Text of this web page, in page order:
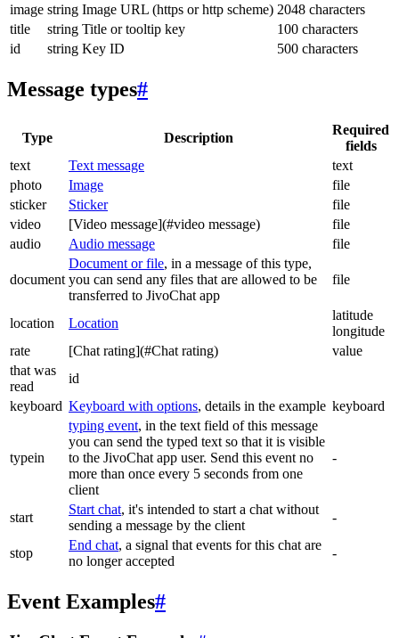
image string Image URL (https or http scheme) 2048 characters
title
string Title or tooltip key
100 characters
id
string Key ID 500 characters
Message types#
Type Description
Required
fields
text
Text message
text
photo
Image
file
sticker
Sticker
file
video
[Video message](#video message)
file
audio
Audio message file
document
Document or file, in a message of this type,
you can send any files that are allowed to be
transferred to JivoChat app
file
location Location
latitude
longitude
rate
[Chat rating](#Chat rating)
value
that was
read
id
keyboard Keyboard with options, details in the example keyboard
typein
typing event, in the text field of this message
you can send the typed text so that it is visible
to the JivoChat app user. Send this event no
more than once every 5 seconds from one
client
-
start
Start chat, it's intended to start a chat without
sending a message by the client
-
stop
End chat, a signal that events for this chat are
no longer accepted
-
Event Examples#